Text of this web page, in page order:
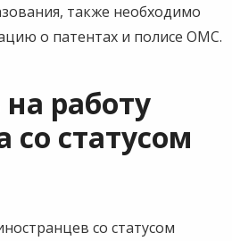
также необходимо
о патентах и полисе ОМС.
работу
со статусом
со статусом